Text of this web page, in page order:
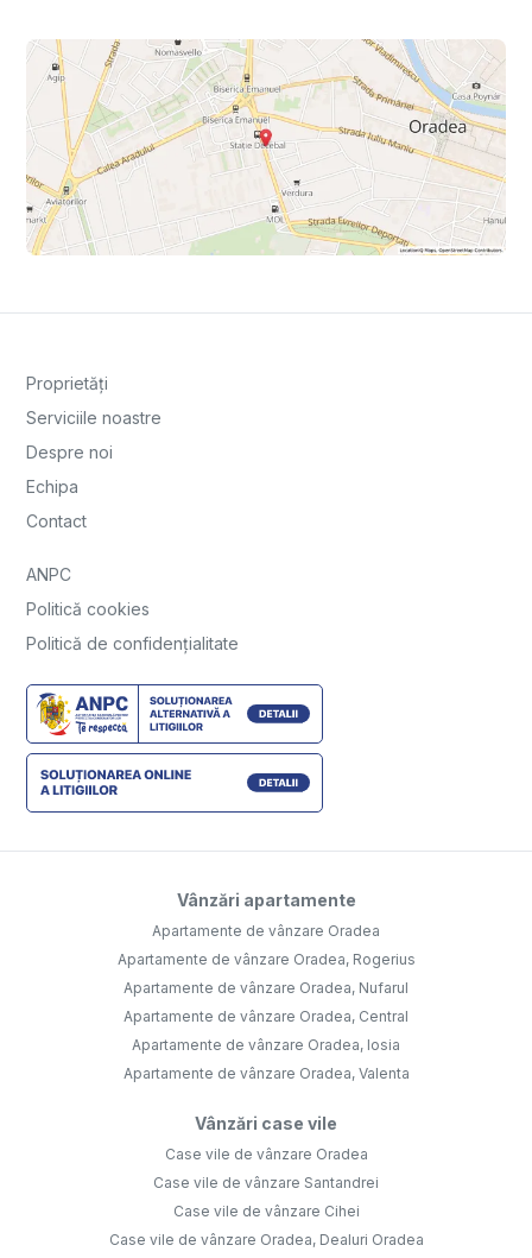
Proprietăți
Serviciile noastre
Despre noi
Echipa
Contact
ANPC
Politică cookies
Politică de confidențialitate
Vânzări apartamente
Apartamente de vânzare Oradea
Apartamente de vânzare Oradea, Rogerius
Apartamente de vânzare Oradea, Nufarul
Apartamente de vânzare Oradea, Central
Apartamente de vânzare Oradea, Iosia
Apartamente de vânzare Oradea, Valenta
Vânzări case vile
Case vile de vânzare Oradea
Case vile de vânzare Santandrei
Case vile de vânzare Cihei
Case vile de vânzare Oradea, Dealuri Oradea